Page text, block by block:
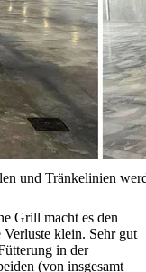
und Tränkelinien
Grill macht es den
klein. Sehr gut
in der
(von insgesamt